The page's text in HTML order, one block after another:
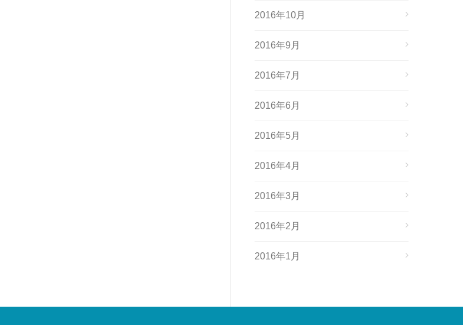
2016年10月
2016年9月
2016年7月
2016年6月
2016年5月
2016年4月
2016年3月
2016年2月
2016年1月